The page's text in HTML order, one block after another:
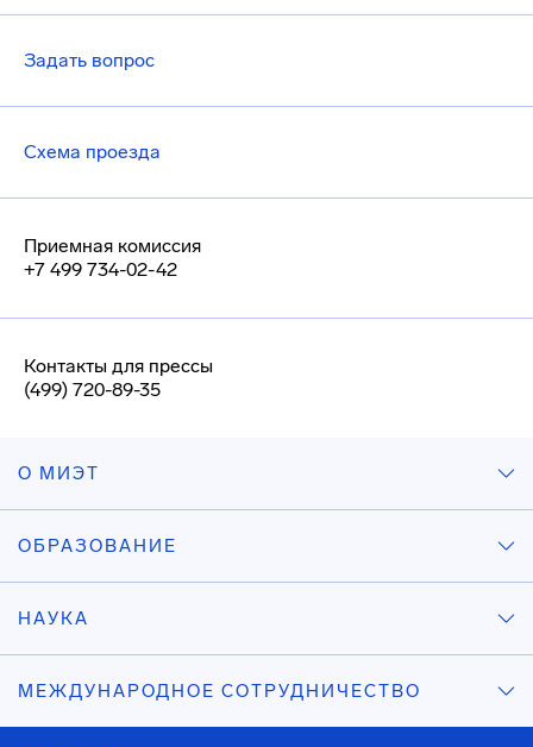
Задать вопрос
Схема проезда
Приемная комиссия
+7 499 734-02-42
Контакты для прессы
(499) 720-89-35
О МИЭТ
ОБРАЗОВАНИЕ
НАУКА
МЕЖДУНАРОДНОЕ СОТРУДНИЧЕСТВО